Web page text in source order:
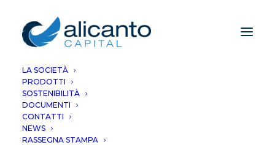
LA SOCIETÀ
PRODOTTI
SOSTENIBILITÀ
DOCUMENTI
CONTATTI
NEWS
RASSEGNA STAMPA